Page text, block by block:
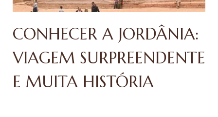
CONHECER A JORDÂNIA:
VIAGEM SURPREENDENTE
E MUITA HISTÓRIA